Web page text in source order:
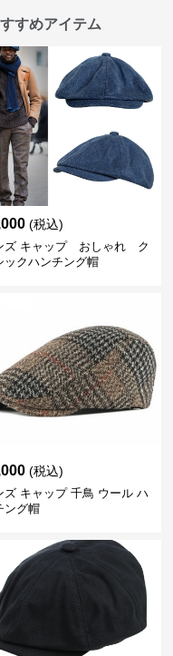
すめアイテム
(税込)
ズ キャップ おしゃれ ク
ックハンチング帽
(税込)
ズ キャップ 千鳥 ウール ハ
ング帽